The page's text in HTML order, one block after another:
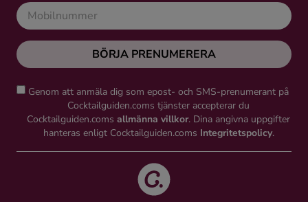
BÖRJA PRENUMERERA
Genom att anmäla dig som epost- och SMS-prenumerant på
Cocktailguiden.coms tjänster accepterar du
Cocktailguiden.coms allmänna villkor. Dina angivna uppgifter
hanteras enligt Cocktailguiden.coms Integritetspolicy.